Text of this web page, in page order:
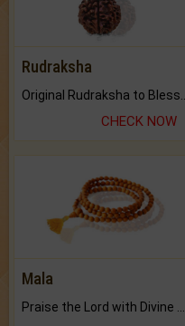
Rudraksha
CHECK NOW
Mala
Praise the Lord with Divine Energies of Mala.